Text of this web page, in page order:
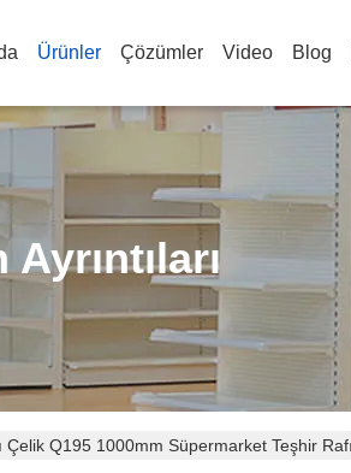
Ürünler Çözümler Video Blog
Q195 1000mm Süpermarket Teşhir Rafı